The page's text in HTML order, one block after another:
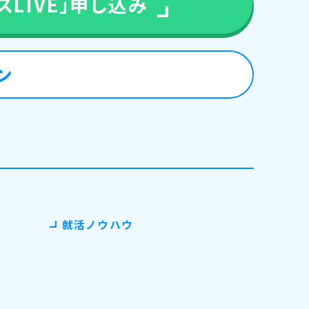
就活ノウハウ